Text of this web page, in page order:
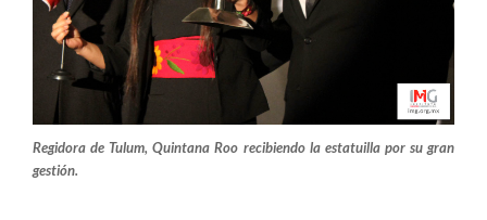
Regidora de Tulum, Quintana Roo recibiendo la estatuilla por su gran
gestión.